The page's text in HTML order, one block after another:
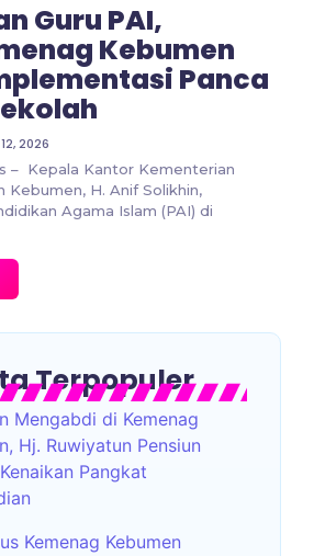
Guru PAI,
Kebumen
Panca
2026
– Kepala Kantor Kementerian
Kebumen, H. Anif Solikhin,
Agama Islam (PAI) di
Terpopuler
Mengabdi di Kemenag
Hj. Ruwiyatun Pensiun
Pangkat
Kemenag Kebumen